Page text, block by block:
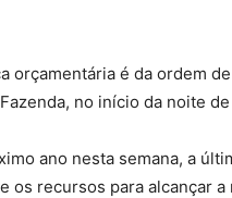
orçamentária é da ordem
no início da noite
ano nesta semana, a
os recursos para alcançar a